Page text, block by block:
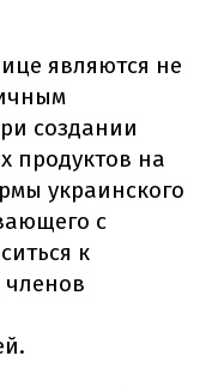
являются не
создании
продуктов на
украинского
с
к